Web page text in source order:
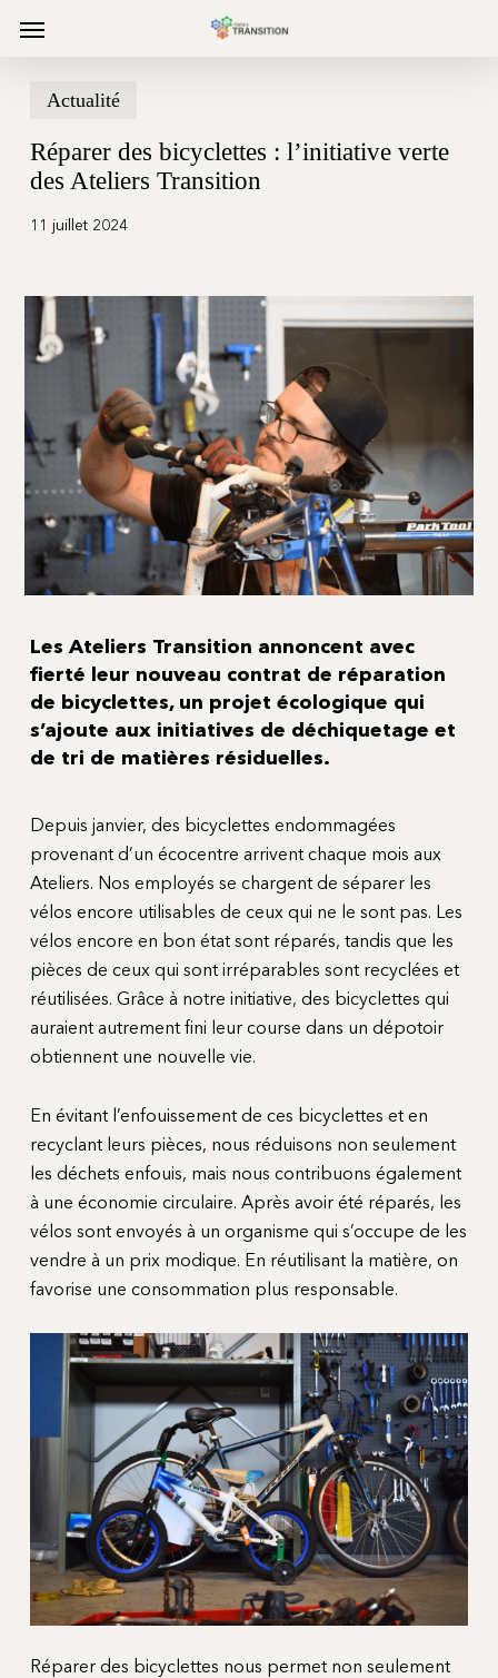
contentActualité
Réparer des bicyclettes : l’initiative verte
des Ateliers Transition
11 juillet 2024
Les Ateliers Transition annoncent avec
fierté leur nouveau contrat de réparation
de bicyclettes, un projet écologique qui
s’ajoute aux initiatives de déchiquetage et
de tri de matières résiduelles.
Depuis janvier, des bicyclettes endommagées
provenant d’un écocentre arrivent chaque mois aux
Ateliers. Nos employés se chargent de séparer les
vélos encore utilisables de ceux qui ne le sont pas. Les
vélos encore en bon état sont réparés, tandis que les
pièces de ceux qui sont irréparables sont recyclées et
réutilisées. Grâce à notre initiative, des bicyclettes qui
auraient autrement fini leur course dans un dépotoir
obtiennent une nouvelle vie.
En évitant l’enfouissement de ces bicyclettes et en
recyclant leurs pièces, nous réduisons non seulement
les déchets enfouis, mais nous contribuons également
à une économie circulaire. Après avoir été réparés, les
vélos sont envoyés à un organisme qui s’occupe de les
vendre à un prix modique. En réutilisant la matière, on
favorise une consommation plus responsable.
Réparer des bicyclettes nous permet non seulement